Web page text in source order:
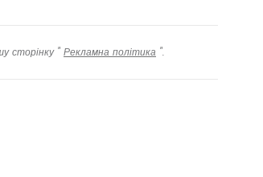
сторінку " Рекламна політика ".